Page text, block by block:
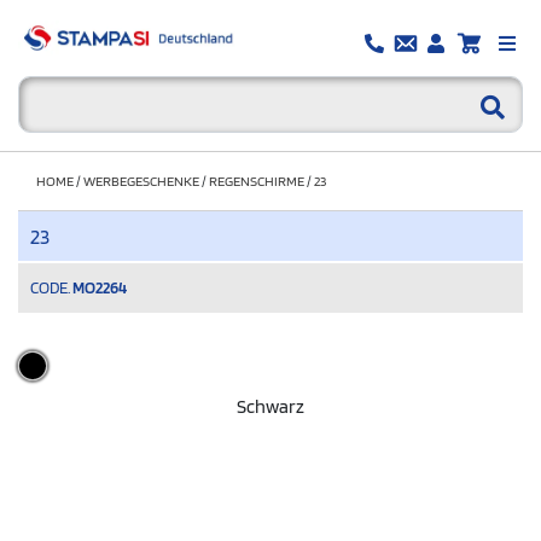
HOME/WERBEGESCHENKE/REGENSCHIRME/23
23
CODE. MO2264
Schwarz